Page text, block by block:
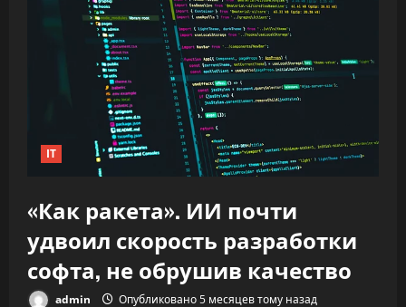
IT
«Как ракета». ИИ почти
удвоил скорость разработки
софта, не обрушив качество
admin Опубликовано 5 месяцев тому назад